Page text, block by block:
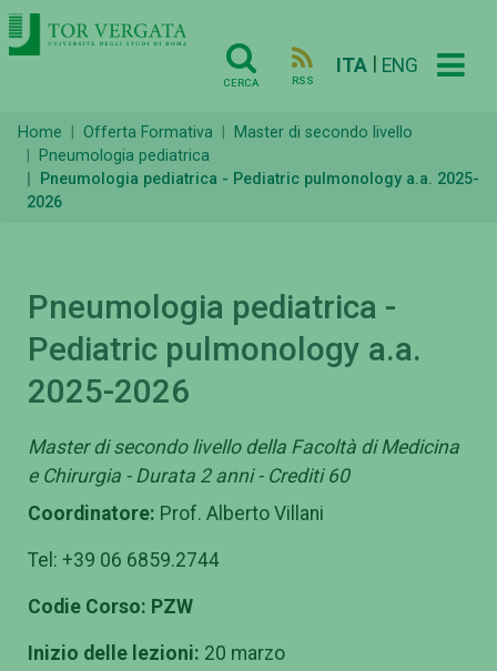
CERCA RSS
ITA ENG
Home Offerta Formativa
Master di secondo livello
Pneumologia pediatrica
Pneumologia pediatrica - Pediatric pulmonology a.a. 2025-
2026
Pneumologia pediatrica -
Pediatric pulmonology a.a.
2025-2026
Master di secondo livello della Facoltà di Medicina
e Chirurgia - Durata 2 anni - Crediti 60
Coordinatore: Prof. Alberto Villani
Tel: +39 06 6859.2744
Codie Corso: PZW
Inizio delle lezioni: 20 marzo